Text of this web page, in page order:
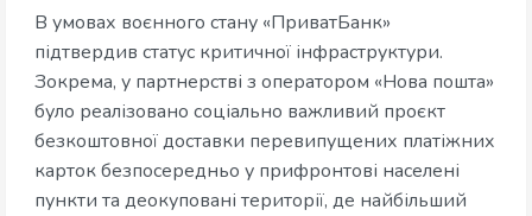
В умовах воєнного стану «ПриватБанк»
підтвердив статус критичної інфраструктури.
Зокрема, у партнерстві з оператором «Нова пошта»
було реалізовано соціально важливий проєкт
безкоштовної доставки перевипущених платіжних
карток безпосередньо у прифронтові населені
пункти та деокуповані території, де найбільший